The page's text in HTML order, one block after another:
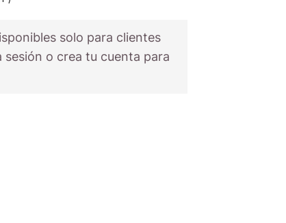
solo para clientes
o crea tu cuenta para